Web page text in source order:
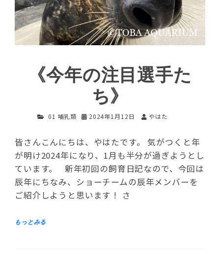
《今年の注目選手た
ち》
01 哺乳類 2024年1月12日 やはた
皆さんこんにちは、やはたです。 気がつくと年
が明け2024年になり、1月も半分が過ぎようとし
ています。 新年初回の飼育日記なので、今回は
辰年にちなみ、ショーチームの辰年メンバーを
ご紹介しようと思います！ さ